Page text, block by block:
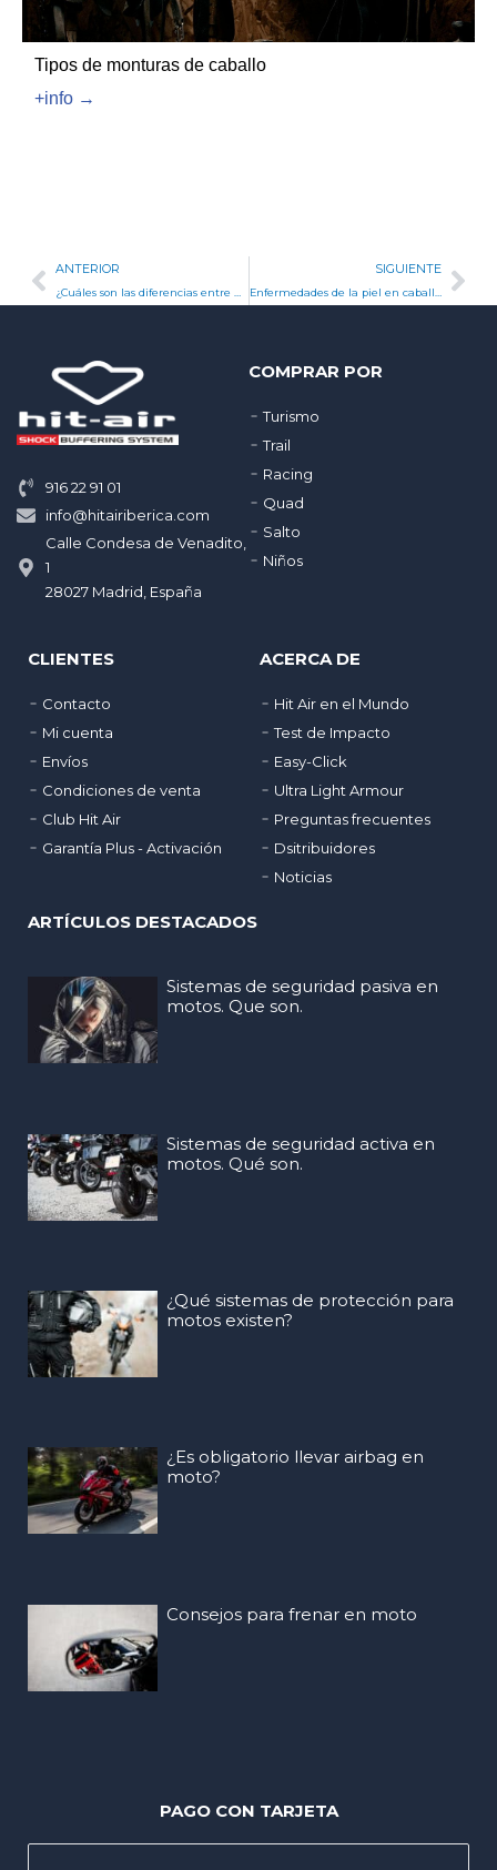
Tipos de monturas de caballo
+info →
Ant
ANTERIOR
¿Cuáles son las diferencias entre una Scooter y una Maxiscooter?
SIGUIENTE
Enfermedades de la piel en caballos
916 22 91 01
info@hitairiberica.com
Calle Condesa de Venadito,
1
28027 Madrid, España
COMPRAR POR
Turismo
Trail
Racing
Quad
Salto
Niños
CLIENTES
Contacto
Mi cuenta
Envíos
Condiciones de venta
Club Hit Air
Garantía Plus - Activación
ACERCA DE
Hit Air en el Mundo
Test de Impacto
Easy-Click
Ultra Light Armour
Preguntas frecuentes
Dsitribuidores
Noticias
ARTÍCULOS DESTACADOS
Sistemas de seguridad pasiva en
motos. Que son.
Sistemas de seguridad activa en
motos. Qué son.
¿Qué sistemas de protección para
motos existen?
¿Es obligatorio llevar airbag en
moto?
Consejos para frenar en moto
PAGO CON TARJETA